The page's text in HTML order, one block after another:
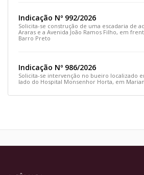
Indicação Nº 992/2026
Solicita-se construção de uma escadaria de
Araras e a Avenida João Ramos Filho, em
Barro Preto
Indicação Nº 986/2026
Solicita-se intervenção no bueiro localizado
lado do Hospital Monsenhor Horta, em